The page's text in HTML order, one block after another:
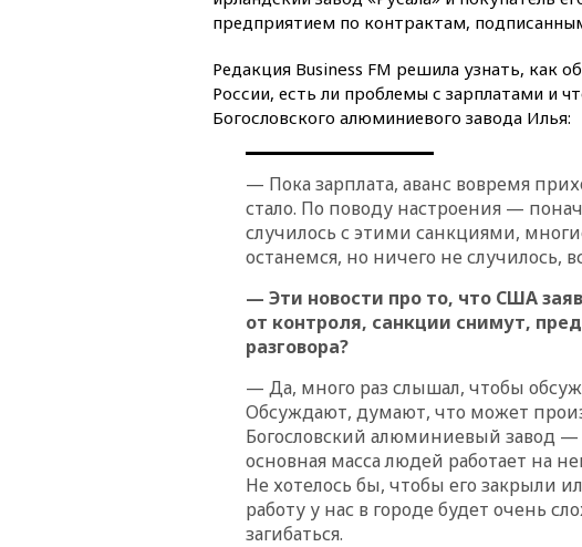
предприятием по контрактам,
Редакция Business FM решила узнать, как
России, есть ли проблемы с зарплатами и
Богословского алюминиевого завода Илья:
— Пока зарплата, аванс вовремя
стало. По поводу настроения —
случилось с этими санкциями,
останемся, но ничего не случилось,
— Эти новости про то, что США
от контроля, санкции снимут,
разговора?
— Да, много раз слышал, чтобы
Обсуждают, думают, что может
Богословский алюминиевый завод
основная масса людей работает на
Не хотелось бы, чтобы его закрыли
работу у нас в городе будет очень
загибаться.